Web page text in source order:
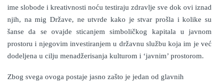
ime slobode i kreativnosti noću testiraju zdravlje sve dok ovi iznad
njih, na mig Države, ne utvrde kako je stvar prošla i kolike su
šanse da se ovajde sticanjem simboličkog kapitala u javnom
prostoru i njegovim investiranjem u državnu službu koja im je već
dodeljena u cilju menadžerisanja kulturom i ‘javnim’ prostorom.
Zbog svega ovoga postaje jasno zašto je jedan od glavnih